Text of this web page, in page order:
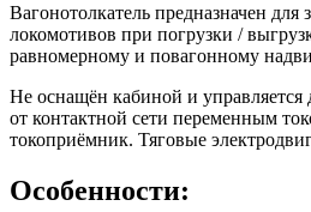
Вагонотолкатель предназначен
локомотивов при погрузки /
равномерному и повагонному
Не оснащён кабиной и управляется
от контактной сети переменным
токоприёмник. Тяговые
Особенности: